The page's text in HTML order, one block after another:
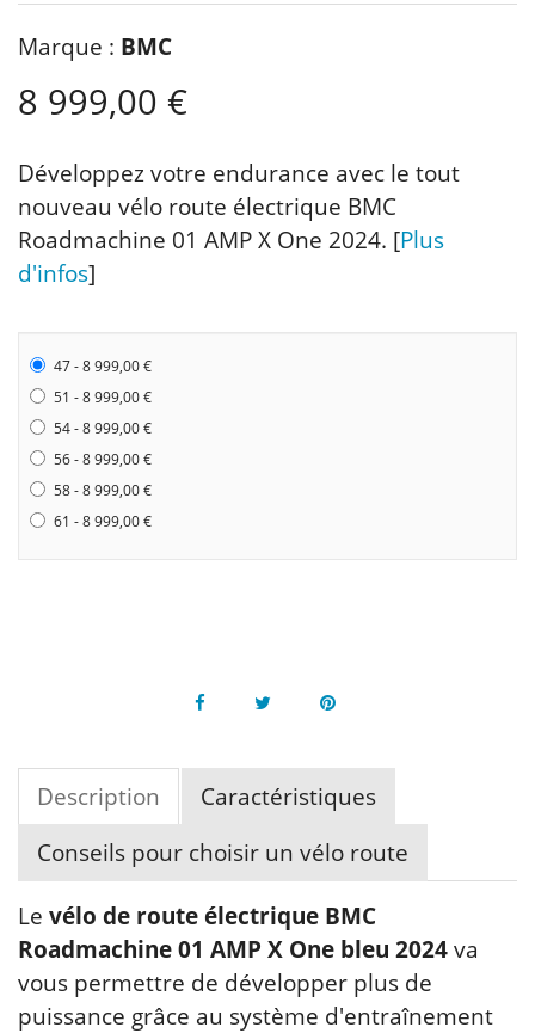
Marque : BMC
8 999,00 €
Développez votre endurance avec le tout
nouveau vélo route électrique BMC
Roadmachine 01 AMP X One 2024. [Plus
d'infos]
47 - 8 999,00 €
51 - 8 999,00 €
54 - 8 999,00 €
56 - 8 999,00 €
58 - 8 999,00 €
61 - 8 999,00 €
FacebookTwitter Pinterest
Description
Caractéristiques
Conseils pour choisir un vélo route
Le vélo de route électrique BMC
Roadmachine 01 AMP X One bleu 2024va
vous permettre de développer plus de
puissance grâce au système d'entraînement